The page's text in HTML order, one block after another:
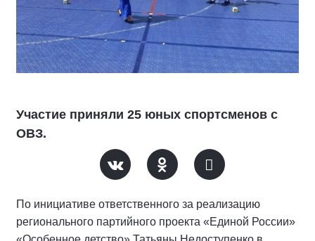
Участие приняли 25 юных спортсменов с
ОВЗ.
По инициативе ответственного за реализацию
регионального партийного проекта «Единой России»